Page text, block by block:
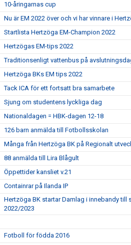
10-åringarnas cup
Nu är EM 2022 över och vi har vinnare i
Startlista Hertzöga EM-Champion 2022
Hertzögas EM-tips 2022
Traditionsenligt vattenbus på
Hertzöga BKs EM tips 2022
Tack ICA för ett fortsatt bra samarbete
Sjung om studentens lyckliga dag
Nationaldagen = HBK-dagen 12-18
126 barn anmälda till Fotbollsskolan
Många från Hertzöga BK på Regionalt
88 anmälda till Lira Blågult
Öppettider kansliet v.21
Containrar på Ilanda IP
Hertzöga BK startar Damlag i innebandy till
2022/2023
Fotboll för födda 2016